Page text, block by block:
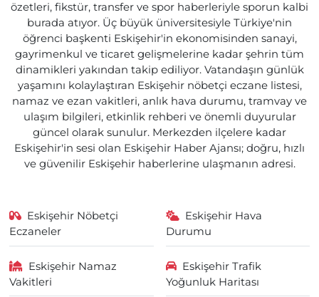
özetleri, fikstür, transfer ve spor haberleriyle sporun kalbi
burada atıyor. Üç büyük üniversitesiyle Türkiye'nin
öğrenci başkenti Eskişehir'in ekonomisinden sanayi,
gayrimenkul ve ticaret gelişmelerine kadar şehrin tüm
dinamikleri yakından takip ediliyor. Vatandaşın günlük
yaşamını kolaylaştıran Eskişehir nöbetçi eczane listesi,
namaz ve ezan vakitleri, anlık hava durumu, tramvay ve
ulaşım bilgileri, etkinlik rehberi ve önemli duyurular
güncel olarak sunulur. Merkezden ilçelere kadar
Eskişehir'in sesi olan Eskişehir Haber Ajansı; doğru, hızlı
ve güvenilir Eskişehir haberlerine ulaşmanın adresi.
Eskişehir Nöbetçi
Eczaneler
Eskişehir Hava
Durumu
Eskişehir Namaz
Vakitleri
Eskişehir Trafik
Yoğunluk Haritası